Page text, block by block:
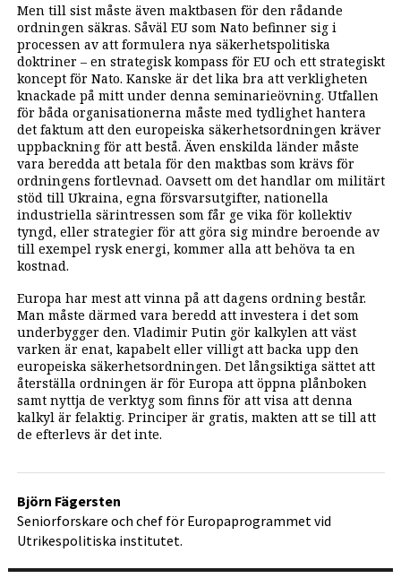
Men till sist måste även maktbasen för den rådande
ordningen säkras. Såväl EU som Nato befinner sig i
processen av att formulera nya säkerhetspolitiska
doktriner – en strategisk kompass för EU och ett strategiskt
koncept för Nato. Kanske är det lika bra att verkligheten
knackade på mitt under denna seminarieövning. Utfallen
för båda organisationerna måste med tydlighet hantera
det faktum att den europeiska säkerhetsordningen kräver
uppbackning för att bestå. Även enskilda länder måste
vara beredda att betala för den maktbas som krävs för
ordningens fortlevnad. Oavsett om det handlar om militärt
stöd till Ukraina, egna försvarsutgifter, nationella
industriella särintressen som får ge vika för kollektiv
tyngd, eller strategier för att göra sig mindre beroende av
till exempel rysk energi, kommer alla att behöva ta en
kostnad.
Europa har mest att vinna på att dagens ordning består.
Man måste därmed vara beredd att investera i det som
underbygger den. Vladimir Putin gör kalkylen att väst
varken är enat, kapabelt eller villigt att backa upp den
europeiska säkerhetsordningen. Det långsiktiga sättet att
återställa ordningen är för Europa att öppna plånboken
samt nyttja de verktyg som finns för att visa att denna
kalkyl är felaktig. Principer är gratis, makten att se till att
de efterlevs är det inte.
Björn Fägersten
Seniorforskare och chef för Europaprogrammet vid
Utrikespolitiska institutet.